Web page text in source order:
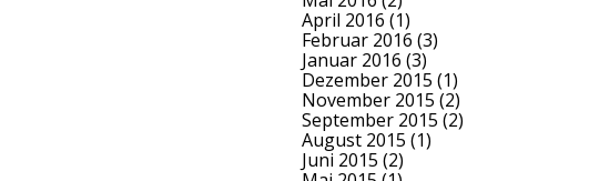
April 2016 (1)
Februar 2016 (3)
Januar 2016 (3)
Dezember 2015 (1)
November 2015 (2)
September 2015 (2)
August 2015 (1)
Juni 2015 (2)